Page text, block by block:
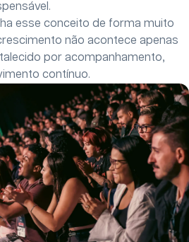
esse conceito de forma muito
não acontece apenas
por acompanhamento,
contínuo.